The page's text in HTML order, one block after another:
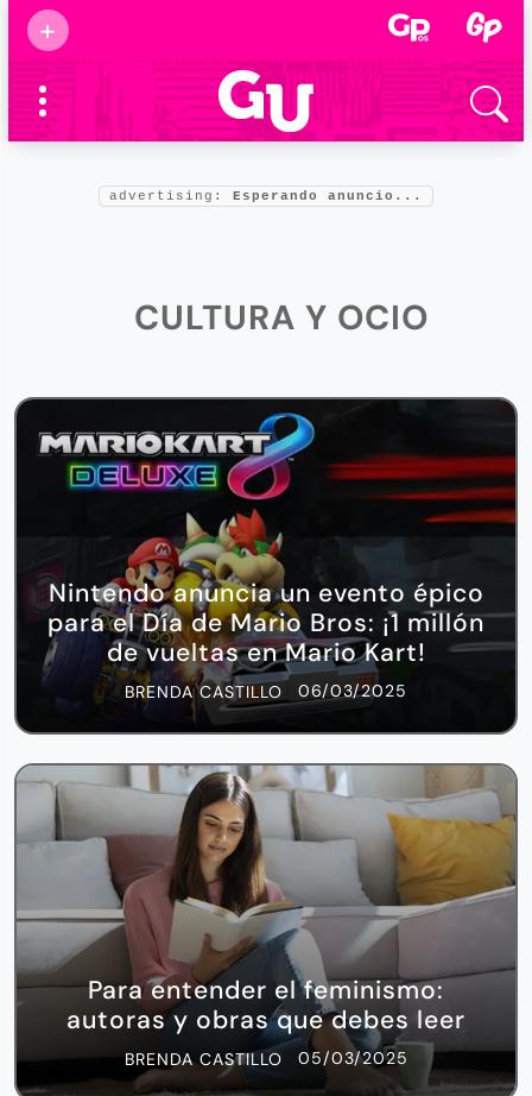
+
Supermamás
2025
Marcas de
confianza
Foro salud
advertising: Esperando anuncio...
CULTURA Y OCIO
Nintendo anuncia un evento épico
para el Día de Mario Bros: ¡1 millón
de vueltas en Mario Kart!
BRENDA CASTILLO 06/03/2025
Para entender el feminismo:
autoras y obras que debes leer
BRENDA CASTILLO 05/03/2025